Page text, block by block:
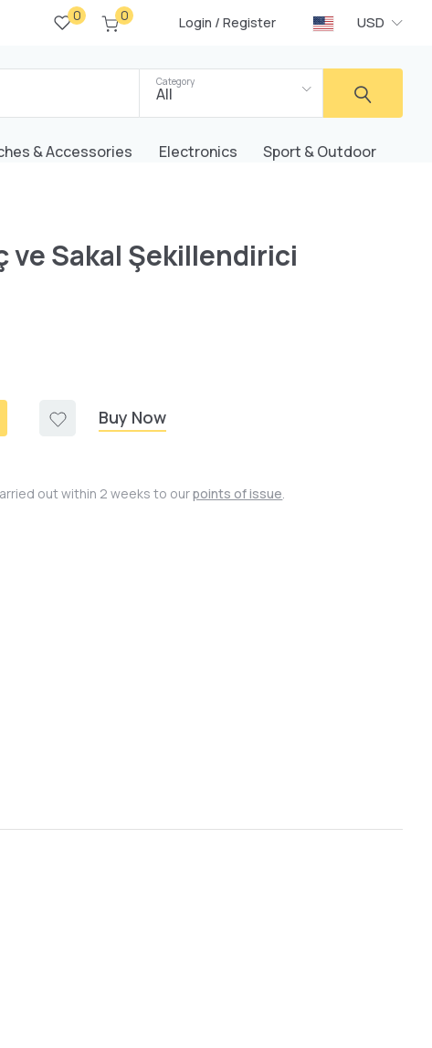
0 0 Login / Register USD
Category
All
& Accessories Electronics Sport & Outdoor
ve Sakal Şekillendirici
Buy Now
out within 2 weeks to ourpoints of issue.